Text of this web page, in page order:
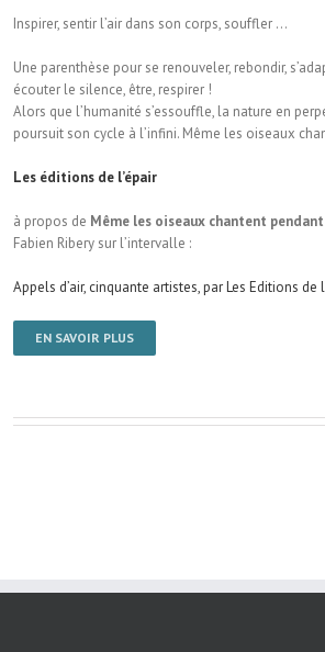
Inspirer, sentir l’air dans son corps, souffler …
Une parenthèse pour se renouveler, rebondir,
écouter le silence, être, respirer !
Alors que l’humanité s’essouffle, la nature en
poursuit son cycle à l’infini. Même les oiseaux
Les éditions de l’épair
à propos de Même les oiseaux chantent
Fabien Ribery sur l’intervalle :
Appels d’air, cinquante artistes, par Les Editions de
EN SAVOIR PLUS